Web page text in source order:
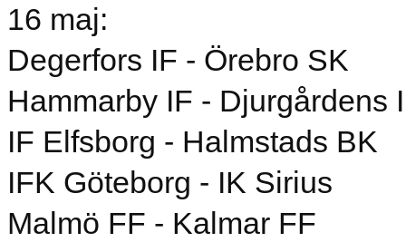
16 maj:
Degerfors IF - Örebro SK
Hammarby IF - Djurgårdens
IF Elfsborg - Halmstads BK
IFK Göteborg - IK Sirius
Malmö FF - Kalmar FF